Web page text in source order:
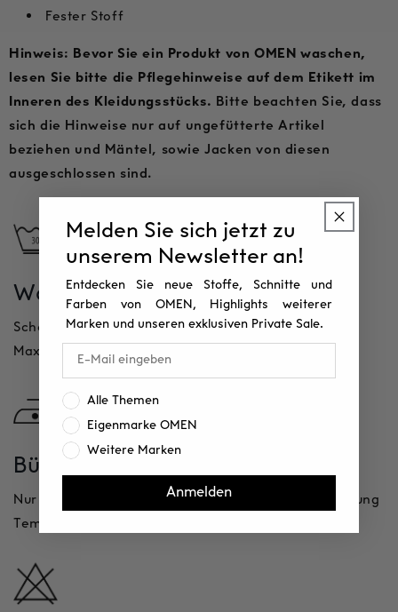
Fester Stoff
Hinweis: Bevor Sie ein Produkt von OMEN waschen,
lesen Sie bitte die Pflegehinweise auf dem Etikett im
Inneren des Kleidungsstücks. Bitte beachten Sie, dass
sich die Hinweise nur auf ungefütterte Artikel
beziehen und Mäntel, sowie Jacken von diesen
ausgeschlossen sind.
Waschen
Schonwaschgang
Maximal 30 Grad
Trocknen
Nicht im Trockner
Bügeln
Nur mit geringer
Temperatur
Professionelle Reinigung
Melden Sie sich jetzt zu
unserem Newsletter an!
Entdecken Sie neue Stoffe, Schnitte und
Farben von OMEN, Highlights weiterer
Marken und unseren exklusiven Private Sale.
Interesse:
Alle Themen
Eigenmarke OMEN
Weitere Marken
Anmelden